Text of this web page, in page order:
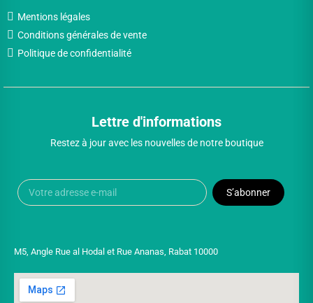
Mentions légales
Conditions générales de vente
Politique de confidentialité
Lettre d'informations
Restez à jour avec les nouvelles de notre boutique
S’abonner
M5, Angle Rue al Hodal et Rue Ananas, Rabat 10000